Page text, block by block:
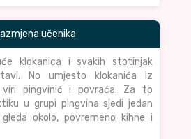
učenika
klokanica i svakih stotinjak
No umjesto klokanića iz
viri pingvinić i povraća. Za to
u grupi pingvina sjedi jedan
okolo, povremeno kihne i